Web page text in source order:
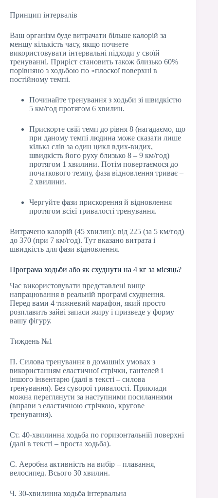
Принцип інтервалів
Ваш організм буде витрачати більше калорій за
меншу кількість часу, якщо почнете
використовувати інтервальні підходи у своїй
тренуванні. Приріст становить також близько 60%
порівняно з ходьбою по «плоскої поверхні в
постійному темпі.
Починайте тренування з ходьби зі швидкістю
5 км/год протягом 6 хвилин.
Прискорте свій темп до рівня 8 (нагадаємо, що
при даному темпі людина може сказати лише
кілька слів за один цикл вдих-видих,
швидкість його руху близько 8 – 9 км/год)
протягом 1 хвилини. Потім повертаємося до
початкового темпу, фаза відновлення триває –
2 хвилини.
Чергуйте фази прискорення й відновлення
протягом всієї тривалості тренування.
Витрачено калорій (45 хвилин): від 225 (за 5 км/год)
до 370 (при 7 км/год). Тут вказано витрата і
швидкість для фази відновлення.
Програма ходьби або як схуднути на 4 кг за місяць?
Час використовувати представлені вище
напрацювання в реальній програмі схуднення.
Перед вами 4 тижневий марафон, який просто
розплавить зайві запаси жиру і призведе у форму
вашу фігуру.
Тиждень №1
П. Силова тренування в домашніх умовах з
використанням еластичної стрічки, гантелей і
іншого інвентарю (далі в тексті – силова
тренування). Без суворої тривалості. Приклади
можна переглянути за наступними посиланнями
(вправи з еластичною стрічкою, кругове
тренування).
Ст. 40-хвилинна ходьба по горизонтальній поверхні
(далі в тексті – проста ходьба).
С. Аеробна активність на вибір – плавання,
велосипед. Всього 30 хвилин.
Ч. 30-хвилинна ходьба інтервальна